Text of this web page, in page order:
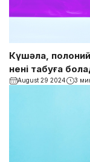
Күшәла,
нені табуға
August 29 2024 3